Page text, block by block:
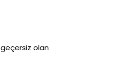
geçersiz olan